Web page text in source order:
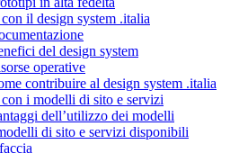
il design system .italia
del design system
operative
contribuire al design system .italia
i modelli di sito e servizi
dell’utilizzo dei modelli
di sito e servizi disponibili